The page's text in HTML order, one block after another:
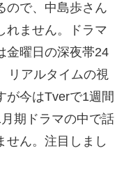
ので、中島歩さん
れません。ドラマ
金曜日の深夜帯24
リアルタイムの視
が今はTverで1週間
期ドラマの中で話
せん。注目しまし